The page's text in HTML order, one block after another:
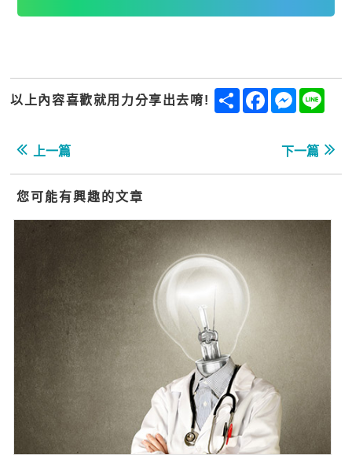
以上內容喜歡就用力分享出去唷! ShareFacebook
上一篇 下一篇
您可能有興趣的文章